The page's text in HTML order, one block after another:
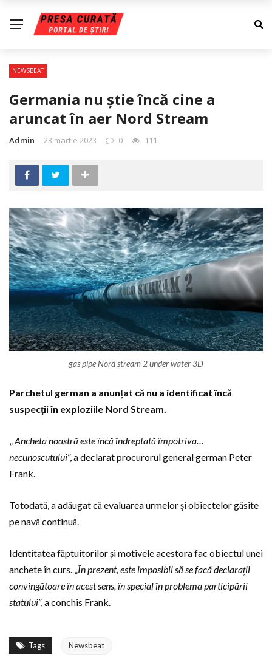
NEWSBEAT
Germania nu știe încă cine a
aruncat în aer Nord Stream
Admin 23 martie 2023 0 111
gas pipe Nord stream 2 under water 3D
Parchetul german a anunțat că nu a identificat încă
suspecții în exploziile Nord Stream.
Ancheta noastră este încă îndreptată împotriva…
necunoscutului”, a declarat procurorul general german Peter
Frank.
Totodată, a adăugat că evaluarea urmelor și obiectelor găsite
pe navă continuă.
Identitatea făptuitorilor și motivele acestora fac obiectul unei
anchete în curs. „ În prezent, este imposibil să se facă declarații
convingătoare în acest sens, în special în problema participării
statului”, a conchis Frank.
Tags Newsbeat